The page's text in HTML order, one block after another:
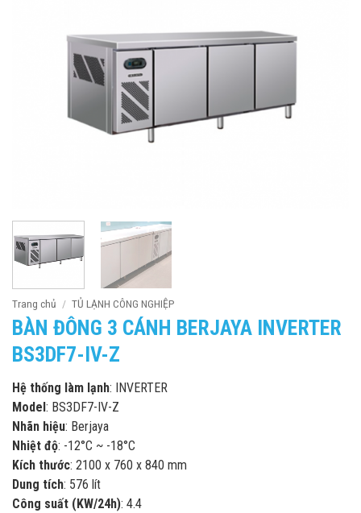
Trang chủ / TỦ LẠNH CÔNG NGHIỆP
BÀN ĐÔNG 3 CÁNH BERJAYA INVERTER
BS3DF7-IV-Z
Hệ thống làm lạnh: INVERTER
Model : BS3DF7-IV-Z
Nhãn hiệu: Berjaya
Nhiệt độ: -12°C ~ -18°C
Kích thước: 2100 x 760 x 840 mm
Dung tích: 576 lít
Công suất (KW/24h): 4.4